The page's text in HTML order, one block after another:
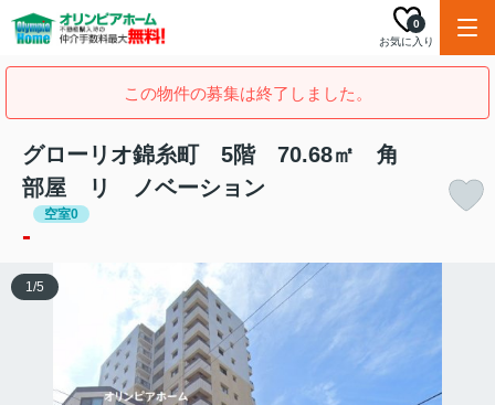
お気に入り
0
この物件の募集は終了しました。
グローリオ錦糸町 5階 70.68㎡ 角
部屋 リ ノベーション
空室0
-
1/5